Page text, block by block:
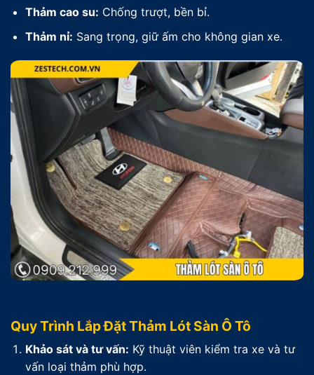
Thảm cao su: Chống trượt, bền bỉ.
Thảm nỉ: Sang trọng, giữ ấm cho không gian xe.
Quy Trình Lắp Đặt Thảm Lót Sàn Ô Tô
Khảo sát và tư vấn: Kỹ thuật viên kiểm tra xe và tư
vấn loại thảm phù hợp.